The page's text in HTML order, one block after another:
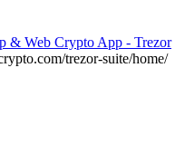
& Web Crypto App - Trezor
trezor-suite/home/